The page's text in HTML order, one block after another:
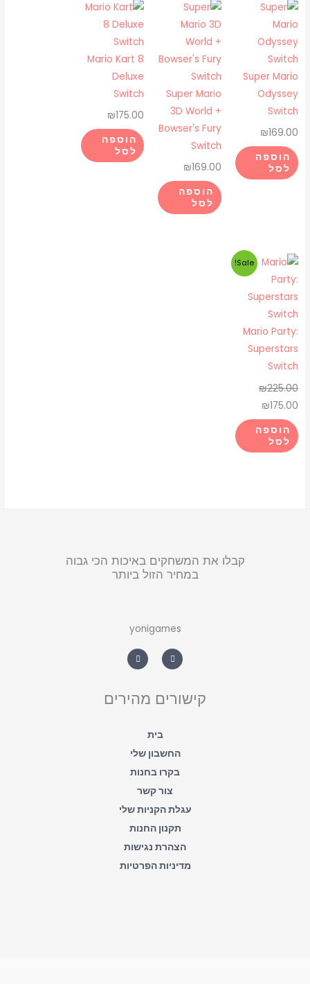
Super Mario
Odyssey
Switch
₪169.00
הוספה
לסל
Super Mario
3D World +
Bowser's Fury
Switch
₪169.00
הוספה
לסל
Mario Kart 8
Deluxe
Switch
₪175.00
הוספה
לסל
Mario Party:
Superstars
Switch
Sale!
₪225.00
המחיר
המקורי
היה:
₪225.00.
₪175.00
המחיר
הנוכחי
הוא:
הוספה
לסל
קבלו את המשחקים באיכות הכי גבוה
במחיר הזול ביותר
yonigames
a
c
e
o
h
a
t
p
p
קישורים מהירים
בית
החשבון שלי
בקרו בחנות
צור קשר
עגלת הקניות שלי
תקנון החנות
הצהרת נגישות
מדיניות הפרטיות